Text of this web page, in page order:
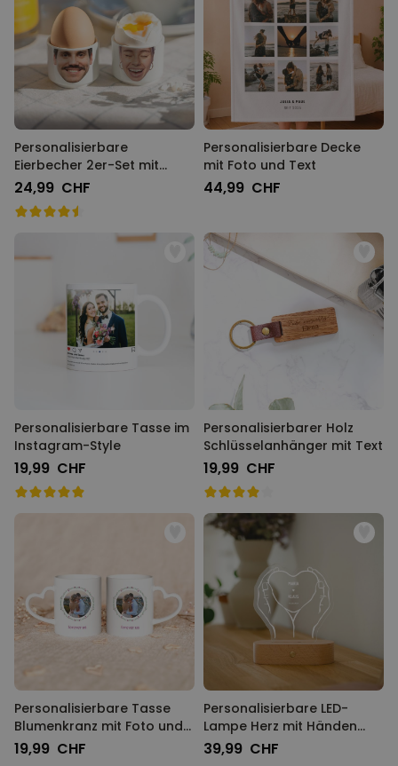
Personalisierbare
Eierbecher 2er-Set mit
Gesicht
24,99 CHF
Personalisierbare Decke
mit Foto und Text
44,99 CHF
Personalisierbare Tasse im
Instagram-Style
19,99 CHF
Personalisierbarer Holz
Schlüsselanhänger mit Text
19,99 CHF
Personalisierbare Tasse
Blumenkranz mit Foto und
Text
19,99 CHF
Personalisierbare LED-
Lampe Herz mit Händen
und Namen
39,99 CHF